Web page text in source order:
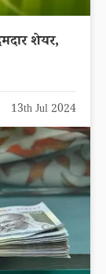
शेयर,
13th Jul 2024